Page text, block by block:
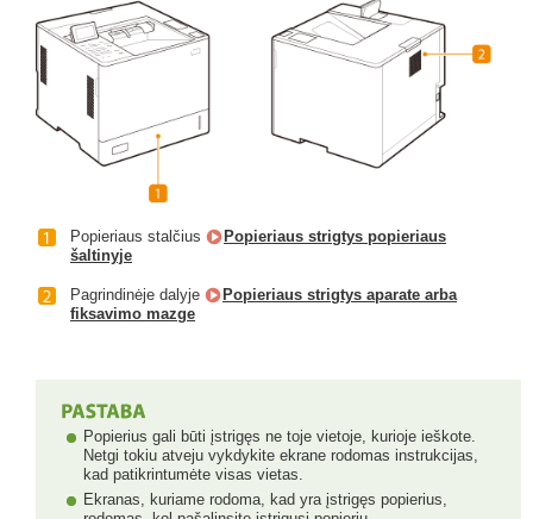
Popieriaus stalčius
Popieriaus strigtys popieriaus
šaltinyje
Pagrindinėje dalyje
Popieriaus strigtys aparate arba
fiksavimo mazge
Popierius gali būti įstrigęs ne toje vietoje, kurioje ieškote.
Netgi tokiu atveju vykdykite ekrane rodomas instrukcijas,
kad patikrintumėte visas vietas.
Ekranas, kuriame rodoma, kad yra įstrigęs popierius,